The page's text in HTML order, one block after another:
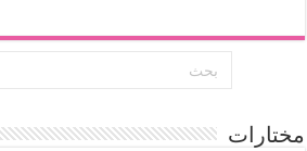
مختارات